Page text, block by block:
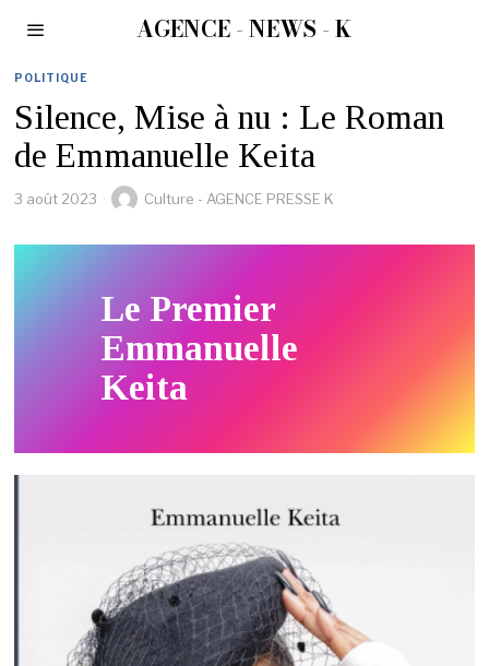
AGENCE - NEWS - K
POLITIQUE
Silence, Mise à nu : Le Roman
de Emmanuelle Keita
3 août 2023 Culture - AGENCE PRESSE K
Le Premier
Emmanuelle
Keita